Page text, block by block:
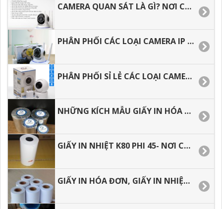
CAMERA QUAN SÁT LÀ GÌ? NƠI CUNG CẤP CAMERA GIÁ RẺ CHO ĐẠI LÝ
PHÂN PHỐI CÁC LOẠI CAMERA IP WIFI GIÁ RẺ TẠI BÌNH DƯƠNG
PHÂN PHỐI SỈ LẺ CÁC LOẠI CAMERA IP WIFI GIÁ RẺ TẠI TP.HCM
NHỮNG KÍCH MẪU GIẤY IN HÓA ĐƠN HIỆN NAY
GIẤY IN NHIỆT K80 PHI 45- NƠI CUNG CẤP GIÁ SỈ.
GIẤY IN HÓA ĐƠN, GIẤY IN NHIỆT GIÁ RẺ